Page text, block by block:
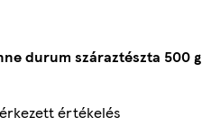
durum száraztészta 500 g
értékelés